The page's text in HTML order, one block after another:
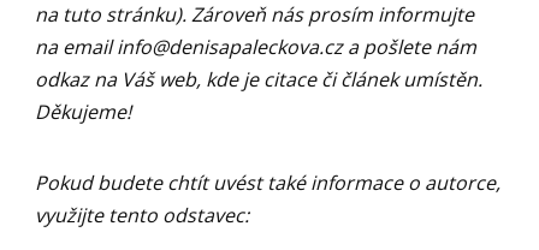
na tuto stránku). Zároveň nás prosím informujte
na emailinfo@denisapaleckova.cza pošlete nám
odkaz na Váš web, kde je citace či článek umístěn.
Děkujeme!
Pokud budete chtít uvést také informace o autorce,
využijte tento odstavec: